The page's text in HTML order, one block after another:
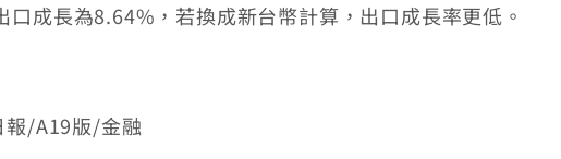
口成長為8.64%，若換成新台幣計算，出口成長率更低。
/A19版/金融